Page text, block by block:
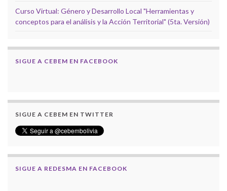
Curso Virtual: Género y Desarrollo Local "Herramientas y
conceptos para el análisis y la Acción Territorial" (5ta. Versión)
SIGUE A CEBEM EN FACEBOOK
SIGUE A CEBEM EN TWITTER
SIGUE A REDESMA EN FACEBOOK